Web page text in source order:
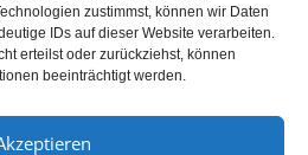
zustimmst, können wir Daten
IDs auf dieser Website verarbeiten.
erteilst oder zurückziehst, können
beeinträchtigt werden.
(Copyright Enzo Morganti -